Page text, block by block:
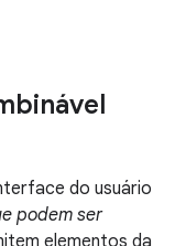
do usuário
podem ser
elementos da